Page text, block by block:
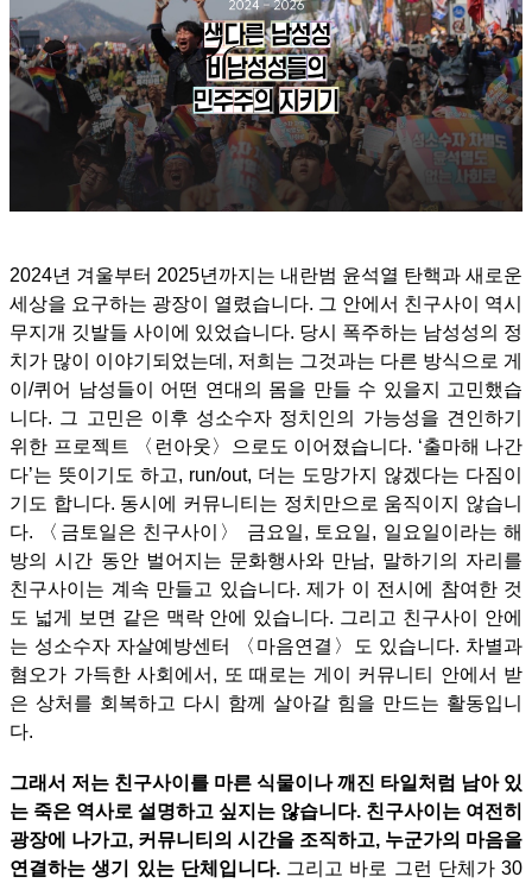
2024년 겨울부터 2025년까지는 내란범 윤석열 탄핵과 새로운
세상을 요구하는 광장이 열렸습니다. 그 안에서 친구사이 역시
무지개 깃발들 사이에 있었습니다. 당시 폭주하는 남성성의 정
치가 많이 이야기되었는데, 저희는 그것과는 다른 방식으로 게
이/퀴어 남성들이 어떤 연대의 몸을 만들 수 있을지 고민했습
니다. 그 고민은 이후 성소수자 정치인의 가능성을 견인하기
위한 프로젝트 〈런아웃〉으로도 이어졌습니다. ‘출마해 나간
다’는 뜻이기도 하고, run/out, 더는 도망가지 않겠다는 다짐이
기도 합니다. 동시에 커뮤니티는 정치만으로 움직이지 않습니
다. 〈금토일은 친구사이〉 금요일, 토요일, 일요일이라는 해
방의 시간 동안 벌어지는 문화행사와 만남, 말하기의 자리를
친구사이는 계속 만들고 있습니다. 제가 이 전시에 참여한 것
도 넓게 보면 같은 맥락 안에 있습니다. 그리고 친구사이 안에
는 성소수자 자살예방센터 〈마음연결〉도 있습니다. 차별과
혐오가 가득한 사회에서, 또 때로는 게이 커뮤니티 안에서 받
은 상처를 회복하고 다시 함께 살아갈 힘을 만드는 활동입니
다.
그래서 저는 친구사이를 마른 식물이나 깨진 타일처럼 남아 있
는 죽은 역사로 설명하고 싶지는 않습니다. 친구사이는 여전히
광장에 나가고, 커뮤니티의 시간을 조직하고, 누군가의 마음을
연결하는 생기 있는 단체입니다. 그리고 바로 그런 단체가 30